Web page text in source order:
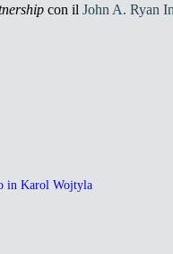
con il John A. Ryan
in Karol Wojtyla